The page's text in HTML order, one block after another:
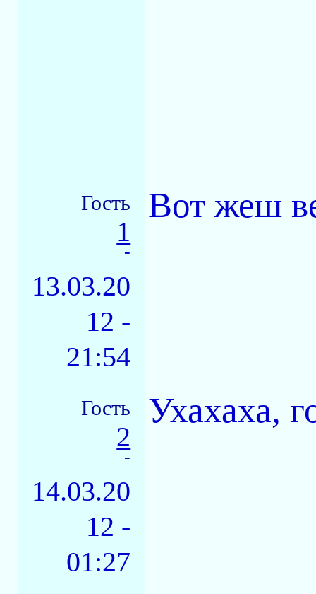
Гость
1
-
13.03.20
12 -
21:54
Вот жеш
Гость
2
-
14.03.20
12 -
01:27
Ухахаха,